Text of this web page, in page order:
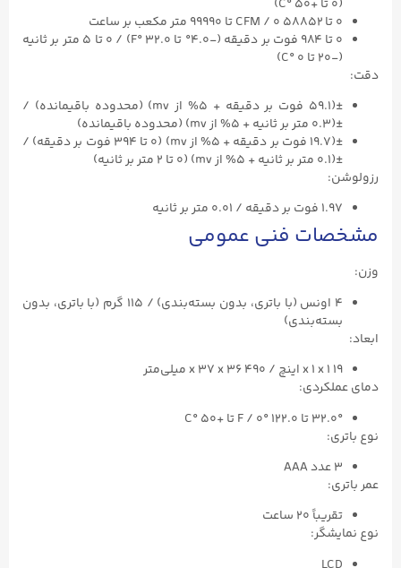
(۰ تا +۵۰ °C)
۰ تا ۵۸۸۵۲ CFM / ۰ تا ۹۹۹۹۰ متر مکعب بر ساعت
۰ تا ۹۸۴ فوت بر دقیقه (-۴.۰° تا ۳۲.۰ °F) / ۰ تا ۵ متر بر ثانیه
(-۲۰ تا ۰ °C)
دقت:
±(۵۹.۱ فوت بر دقیقه + ۵% از mv) (محدوده باقیمانده) /
±(۰.۳ متر بر ثانیه + ۵% از mv) (محدوده باقیمانده)
±(۱۹.۷ فوت بر دقیقه + ۵% از mv) (۰ تا ۳۹۴ فوت بر دقیقه) /
±(۰.۱ متر بر ثانیه + ۵% از mv) (۰ تا ۲ متر بر ثانیه)
رزولوشن:
۱.۹۷ فوت بر دقیقه / ۰.۰۱ متر بر ثانیه
مشخصات فنی عمومی
وزن:
۴ اونس (با باتری، بدون بسته‌بندی) / ۱۱۵ گرم (با باتری، بدون
بسته‌بندی)
ابعاد:
۱۹ x ۱ x ۱ اینچ / ۴۹۰ x ۳۷ x ۳۶ میلی‌متر
دمای عملکردی:
۳۲.۰° تا ۱۲۲.۰ °F / ۰ تا +۵۰ °C
نوع باتری:
۳ عدد AAA
عمر باتری:
تقریباً ۲۰ ساعت
نوع نمایشگر: